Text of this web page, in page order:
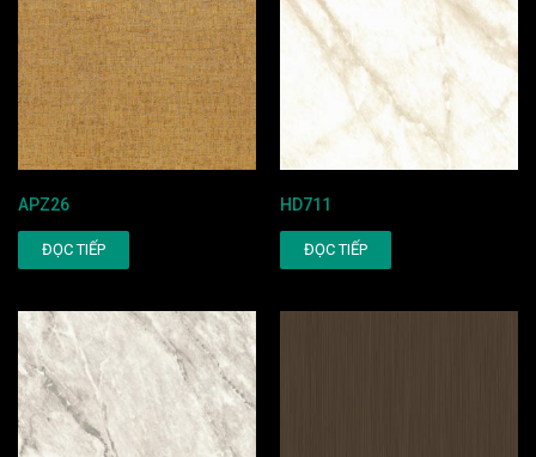
APZ26
ĐỌC TIẾP
HD711
ĐỌC TIẾP